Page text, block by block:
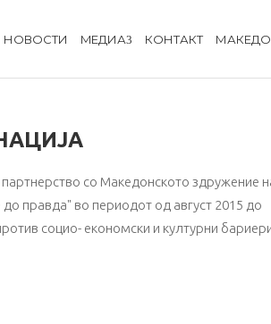
НОВОСТИ MЕДИА КОНТАКТ
со Македонското здружение
правда" во периодот од август 2015 до
социо- економски и културни